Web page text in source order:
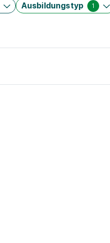
Ausbildungstyp 1